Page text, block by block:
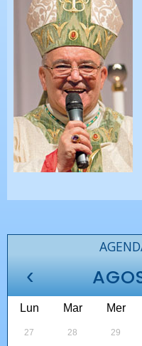
‹
Lun Mar Mer
27 28 29